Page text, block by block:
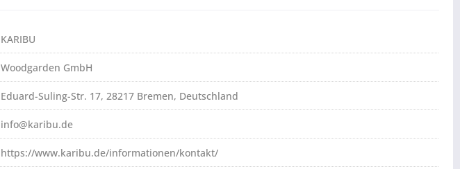
KARIBU
Woodgarden GmbH
Eduard-Suling-Str. 17, 28217 Bremen, Deutschland
info@karibu.de
https://www.karibu.de/informationen/kontakt/